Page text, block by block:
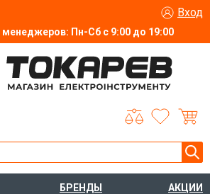
Пн-Сб с 9:00 до 19:00
Вход
БРЕНДЫ АКЦИИ